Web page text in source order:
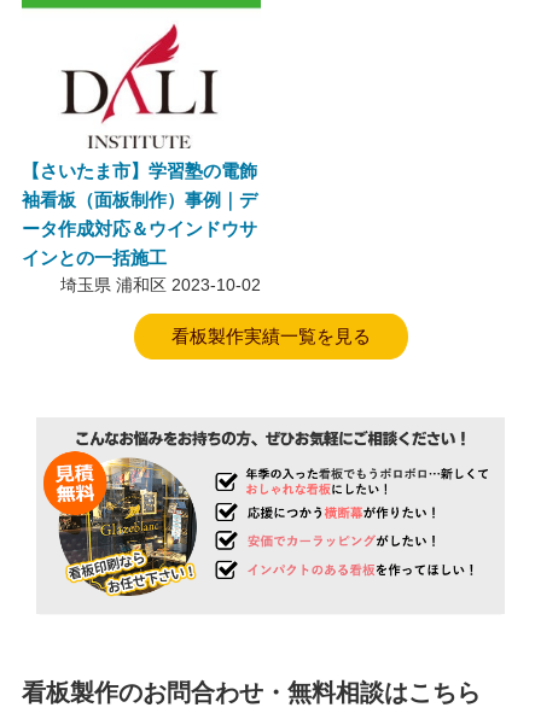
【さいたま市】学習塾の電飾
袖看板（面板制作）事例｜デ
ータ作成対応＆ウインドウサ
インとの一括施工
埼玉県 浦和区 2023-10-02
看板製作実績一覧を見る
看板製作のお問合わせ・無料相談はこちら